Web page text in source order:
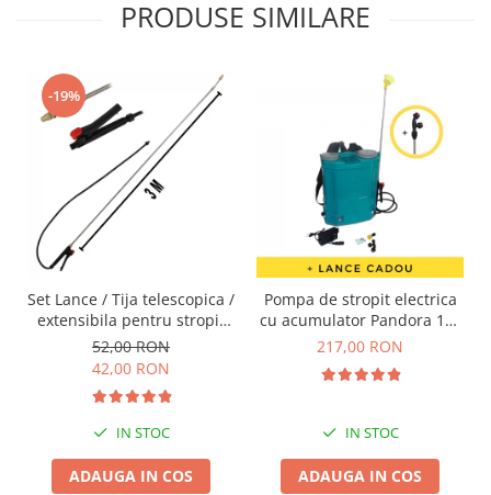
PRODUSE SIMILARE
-19%
Set Lance / Tija telescopica /
extensibila pentru stropit
pomi, copaci de livada
Pandora din INOX 270cm,
duza cupru
52,00 RON
42,00 RON
IN STOC
ADAUGA IN COS
Pompa de stropit electrica
cu acumulator Pandora 16L
Micul fermier GF-0667 -
217,00 RON
IN STOC
ADAUGA IN COS